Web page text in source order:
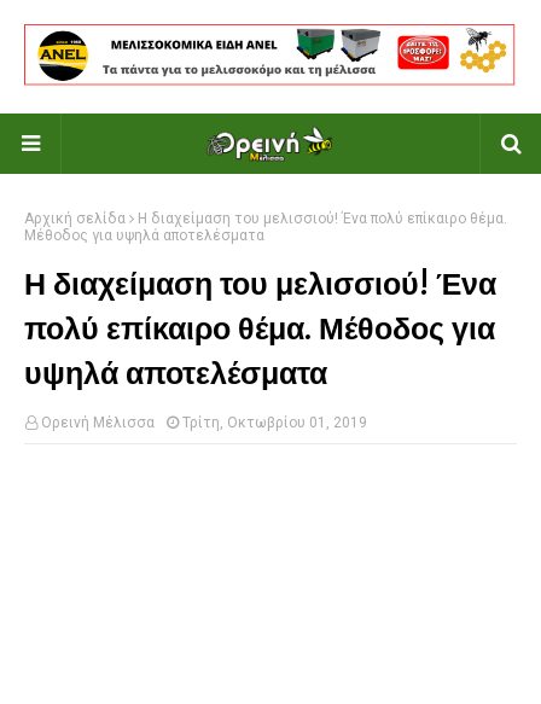
Αρχική σελίδα
Η διαχείμαση του μελισσιού! Ένα πολύ επίκαιρο θέμα.
Μέθοδος για υψηλά αποτελέσματα
Η διαχείμαση του μελισσιού! Ένα
πολύ επίκαιρο θέμα. Μέθοδος για
υψηλά αποτελέσματα
Ορεινή Μέλισσα Τρίτη, Οκτωβρίου 01, 2019